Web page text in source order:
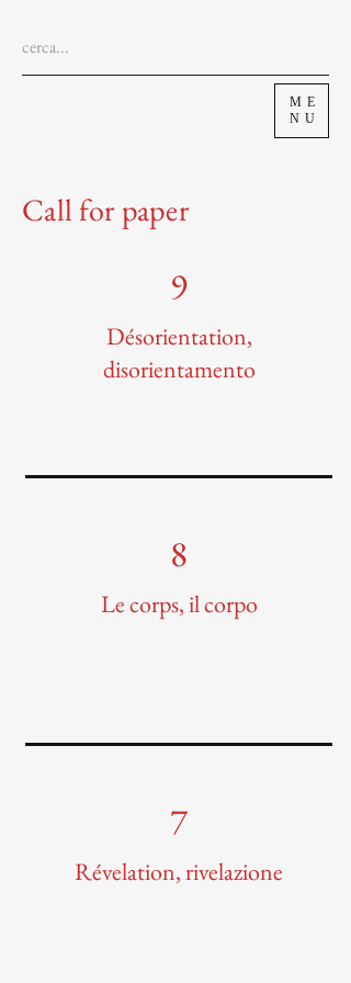
ME
NU
Call for paper
9
Désorientation,
disorientamento
8
Le corps, il corpo
7
Révelation, rivelazione